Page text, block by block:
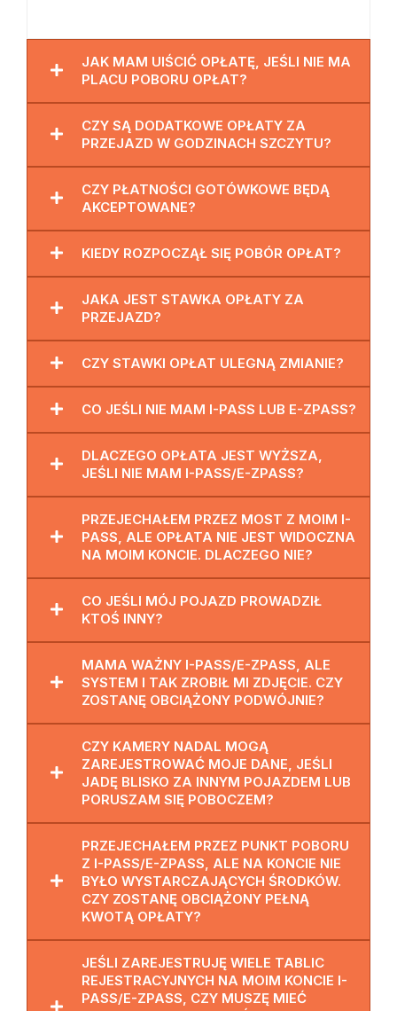
JAK MAM UIŚCIĆ OPŁATĘ, JEŚLI NIE MA
PLACU POBORU OPŁAT?
CZY SĄ DODATKOWE OPŁATY ZA
PRZEJAZD W GODZINACH SZCZYTU?
CZY PŁATNOŚCI GOTÓWKOWE BĘDĄ
AKCEPTOWANE?
KIEDY ROZPOCZĄŁ SIĘ POBÓR OPŁAT?
JAKA JEST STAWKA OPŁATY ZA
PRZEJAZD?
CZY STAWKI OPŁAT ULEGNĄ ZMIANIE?
CO JEŚLI NIE MAM I-PASS LUB E-ZPASS?
DLACZEGO OPŁATA JEST WYŻSZA,
JEŚLI NIE MAM I-PASS/E-ZPASS?
PRZEJECHAŁEM PRZEZ MOST Z MOIM I-
PASS, ALE OPŁATA NIE JEST WIDOCZNA
NA MOIM KONCIE. DLACZEGO NIE?
CO JEŚLI MÓJ POJAZD PROWADZIŁ
KTOŚ INNY?
MAMA WAŻNY I-PASS/E-ZPASS, ALE
SYSTEM I TAK ZROBIŁ MI ZDJĘCIE. CZY
ZOSTANĘ OBCIĄŻONY PODWÓJNIE?
CZY KAMERY NADAL MOGĄ
ZAREJESTROWAĆ MOJE DANE, JEŚLI
JADĘ BLISKO ZA INNYM POJAZDEM LUB
PORUSZAM SIĘ POBOCZEM?
PRZEJECHAŁEM PRZEZ PUNKT POBORU
Z I-PASS/E-ZPASS, ALE NA KONCIE NIE
BYŁO WYSTARCZAJĄCYCH ŚRODKÓW.
CZY ZOSTANĘ OBCIĄŻONY PEŁNĄ
KWOTĄ OPŁATY?
JEŚLI ZAREJESTRUJĘ WIELE TABLIC
REJESTRACYJNYCH NA MOIM KONCIE I-
PASS/E-ZPASS, CZY MUSZĘ MIEĆ